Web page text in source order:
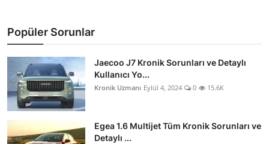
Popüler Sorunlar
Jaecoo J7 Kronik Sorunları ve Detaylı
Kullanıcı Yo...
Kronik Uzmanı Eylül 4, 2024 0 15.6K
Egea 1.6 Multijet Tüm Kronik Sorunları ve
Detaylı ...